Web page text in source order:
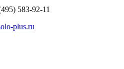
583-92-11
plus.ru